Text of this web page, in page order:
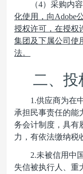
（4）采购内容
化使用，向Adobe
授权许可，在授权
集团及下属公司使
法。
二、投
1.供应商为在
承担民事责任的能
务会计制度，具有
力，有依法缴纳税
2.未被信用中
失信被执行人、重